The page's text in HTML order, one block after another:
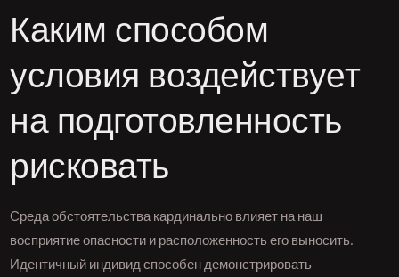
Каким способом
условия воздействует
на подготовленность
рисковать
Среда обстоятельства кардинально влияет на наш
восприятие опасности и расположенность его выносить.
Идентичный индивид способен демонстрировать